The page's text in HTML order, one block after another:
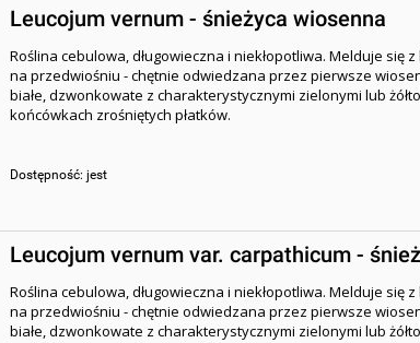
Leucojum vernum - śnieżyca wiosenna
Roślina cebulowa, długowieczna i niekłopotliwa. Melduje się
na przedwiośniu - chętnie odwiedzana przez pierwsze
białe, dzwonkowate z charakterystycznymi zielonymi lub
końcówkach zrośniętych płatków.
Dostępność: jest
Leucojum vernum var. carpathicum -
Roślina cebulowa, długowieczna i niekłopotliwa. Melduje się
na przedwiośniu - chętnie odwiedzana przez pierwsze
białe, dzwonkowate z charakterystycznymi zielonymi lub